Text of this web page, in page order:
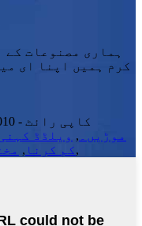
ہماری مصنوعات کے
© کاپی رائٹ - 2010-2024 : جملہ حقوق محفوظ ہیں۔
5d موڑیں۔ , ویلڈڈ کہنی
کم کرنا , ,